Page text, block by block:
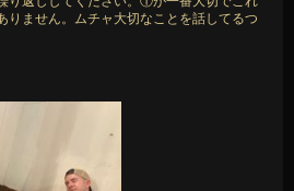
ません。ムチャ大切なことを話してるつ